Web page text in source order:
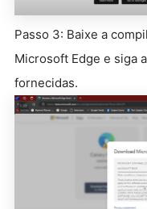
Passo 3: Baixe a
Microsoft Edge e siga
fornecidas.